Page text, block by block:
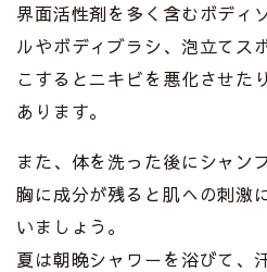
界面活性剤を多く含むボディ
ルやボディブラシ、泡立てス
こするとニキビを悪化させた
あります。
また、体を洗った後にシャン
胸に成分が残ると肌への刺激
いましょう。
夏は朝晩シャワーを浴びて、